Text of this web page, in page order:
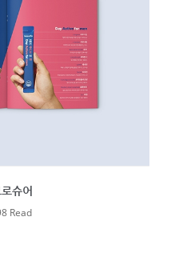
슈어
Read